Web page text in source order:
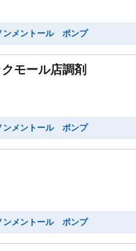
ンメントール ポンプ
モール店調剤
ンメントール ポンプ
ンメントール ポンプ